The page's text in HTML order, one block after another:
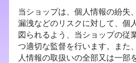
当ショップは、個人情報の紛失
漏洩などのリスクに対して、個
図られるよう、当ショップの従
つ適切な監督を行います。また
人情報の取扱いの全部又は一部